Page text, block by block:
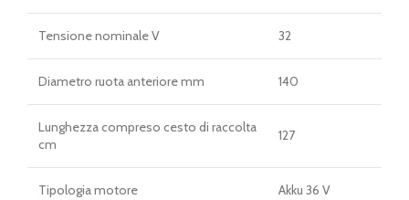
Tensione nominale V 32
Diametro ruota anteriore mm 140
Lunghezza compreso cesto di raccolta
cm
127
Tipologia motore Akku 36 V